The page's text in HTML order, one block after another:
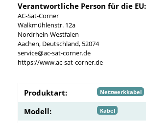
Verantwortliche Person für die EU:
AC-Sat-Corner
Walkmühlenstr. 12a
Nordrhein-Westfalen
Aachen, Deutschland, 52074
service@ac-sat-corner.de
https://www.ac-sat-corner.de
Produktart: Netzwerkkabel
Modell: Kabel